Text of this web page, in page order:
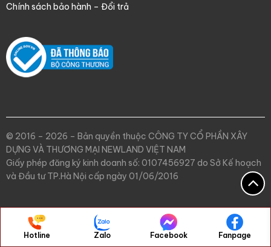
Chính sách bảo hành – Đổi trả
© 2016 – 2026 – Bản quyền thuộc CÔNG TY CỔ PHẦN XÂY
DỰNG VÀ THƯƠNG MẠI NEWLAND VIỆT NAM
Giấy phép đăng ký kinh doanh số: 0107456927 do Sở Kế hoạch
và Đầu tư TP.Hà Nội cấp ngày 01/06/2016
Hotline Zalo Facebook Fanpage